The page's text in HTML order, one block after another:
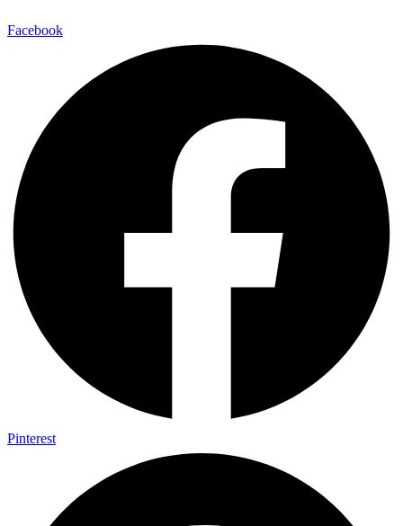
Facebook
Pinterest